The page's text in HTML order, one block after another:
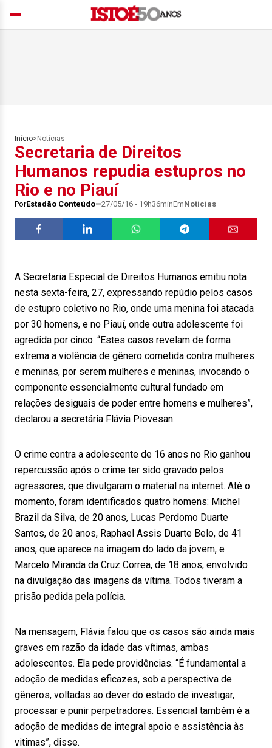
Início> Notícias
Secretaria de Direitos
Humanos repudia estupros no
Rio e no Piauí
PorEstadão Conteúdo 27/05/16 - 19h36minEmNotícias
A Secretaria Especial de Direitos Humanos emitiu nota
nesta sexta-feira, 27, expressando repúdio pelos casos
de estupro coletivo no Rio, onde uma menina foi atacada
por 30 homens, e no Piauí, onde outra adolescente foi
agredida por cinco. “Estes casos revelam de forma
extrema a violência de gênero cometida contra mulheres
e meninas, por serem mulheres e meninas, invocando o
componente essencialmente cultural fundado em
relações desiguais de poder entre homens e mulheres”,
declarou a secretária Flávia Piovesan.
O crime contra a adolescente de 16 anos no Rio ganhou
repercussão após o crime ter sido gravado pelos
agressores, que divulgaram o material na internet. Até o
momento, foram identificados quatro homens: Michel
Brazil da Silva, de 20 anos, Lucas Perdomo Duarte
Santos, de 20 anos, Raphael Assis Duarte Belo, de 41
anos, que aparece na imagem do lado da jovem, e
Marcelo Miranda da Cruz Correa, de 18 anos, envolvido
na divulgação das imagens da vítima. Todos tiveram a
prisão pedida pela polícia.
Na mensagem, Flávia falou que os casos são ainda mais
graves em razão da idade das vítimas, ambas
adolescentes. Ela pede providências. “É fundamental a
adoção de medidas eficazes, sob a perspectiva de
gêneros, voltadas ao dever do estado de investigar,
processar e punir perpetradores. Essencial também é a
adoção de medidas de integral apoio e assistência às
vitimas”, disse.